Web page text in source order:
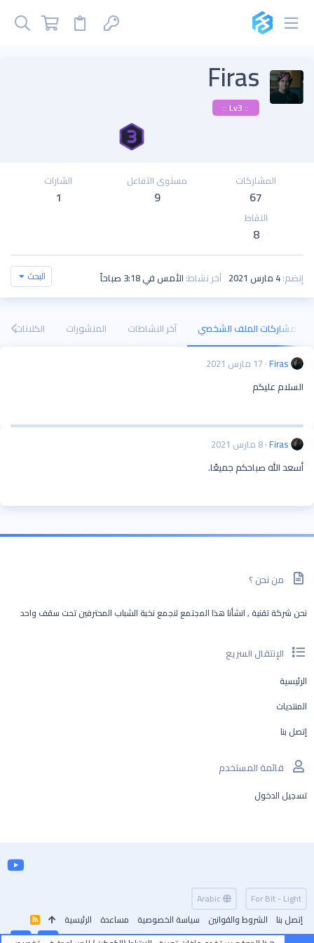
Firas
:: Lv3 ::
المشاركات
67
مستوى التفاعل
9
الشارات
1
النقاط
8
إنضم 4 مارس 2021 آخر نشاط الأمس في 3:18 صباحاً البحث
مشاركات الملف الشخصي آخر النشاطات المنشورات الكلانات
Firas 17 مارس 2021
السلام عليكم
Firas 8 مارس 2021
أسعد الله صباحكم جميعًا.
من نحن ؟
نحن شركة تقنية , انشأنا هذا المجتمع لنجمع نخبة الشباب المحترفين تحت سقف واحد
الإنتقال السريع
الرئيسية
المنتديات
إتصل بنا
قائمة المستخدم
تسجيل الدخول
For Bit - Light
إتصل بنا الشروط والقوانين سياسة الخصوصية مساعدة الرئيسية R
S
S